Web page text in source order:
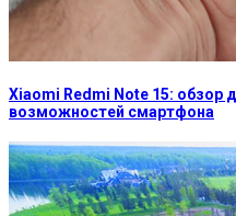
Xiaomi Redmi Note 15: обзор
возможностей смартфона